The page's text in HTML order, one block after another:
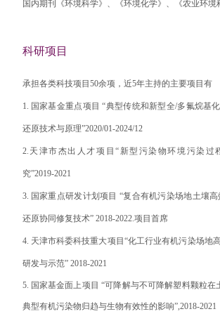
国内期刊《环境科学》、《环境化学》、《农业环境
科研项目
承担各类科技项目50余项，近5年主持的主要项目有
1. 国家基金重点项目 “典型传统和新型全/多氟烷基
还原技术与原理”2020/01-2024/12
2. 天津市杰出人才项目“新型污染物环境污染过
究”2019-2021
3. 国家重点研发计划项目 “复合有机污染场地土壤
还原协同修复技术” 2018-2022. 项目首席
4. 天津市科委科技重大项目“化工行业有机污染场地
研发与示范”2018-2021
5. 国家基金面上项目 “可降解与不可降解塑料颗粒在
典型有机污染物归趋与生物有效性的影响”,2018-2021